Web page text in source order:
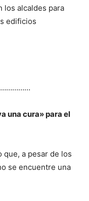
los alcaldes para
edificios
una cura» para el
que, a pesar de los
se encuentre una